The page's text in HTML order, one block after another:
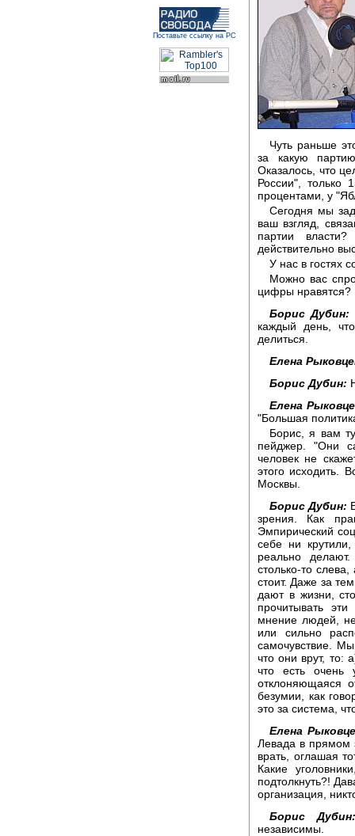
Поставьте ссылку на РС
Чуть раньше
за какую
Оказалось, что
России",
процентами, у
Сегодня мы
ваш взгляд,
партии
действительно
У нас в гостях
Можно вас
цифры нравятся?
Борис Дубин:
каждый день,
делиться.
Елена
Борис Дубин:
Елена
"Большая
Борис, я вам
пейджер. "Они
человек не
этого исходить.
Москвы.
Борис Дубин:
зрения. Как
Эмпирический
себе ни
реально
столько-то
стоит. Даже за
дают в жизни,
прочитывать
мнение людей,
или сильно
самочувствие.
что они врут, то:
что есть очень
отклоняющаяся
безумии, как
это за система,
Елена
Левада в прямом
врать, оглашая
Какие
подтолкнуть?!
организация,
Борис
независимы.